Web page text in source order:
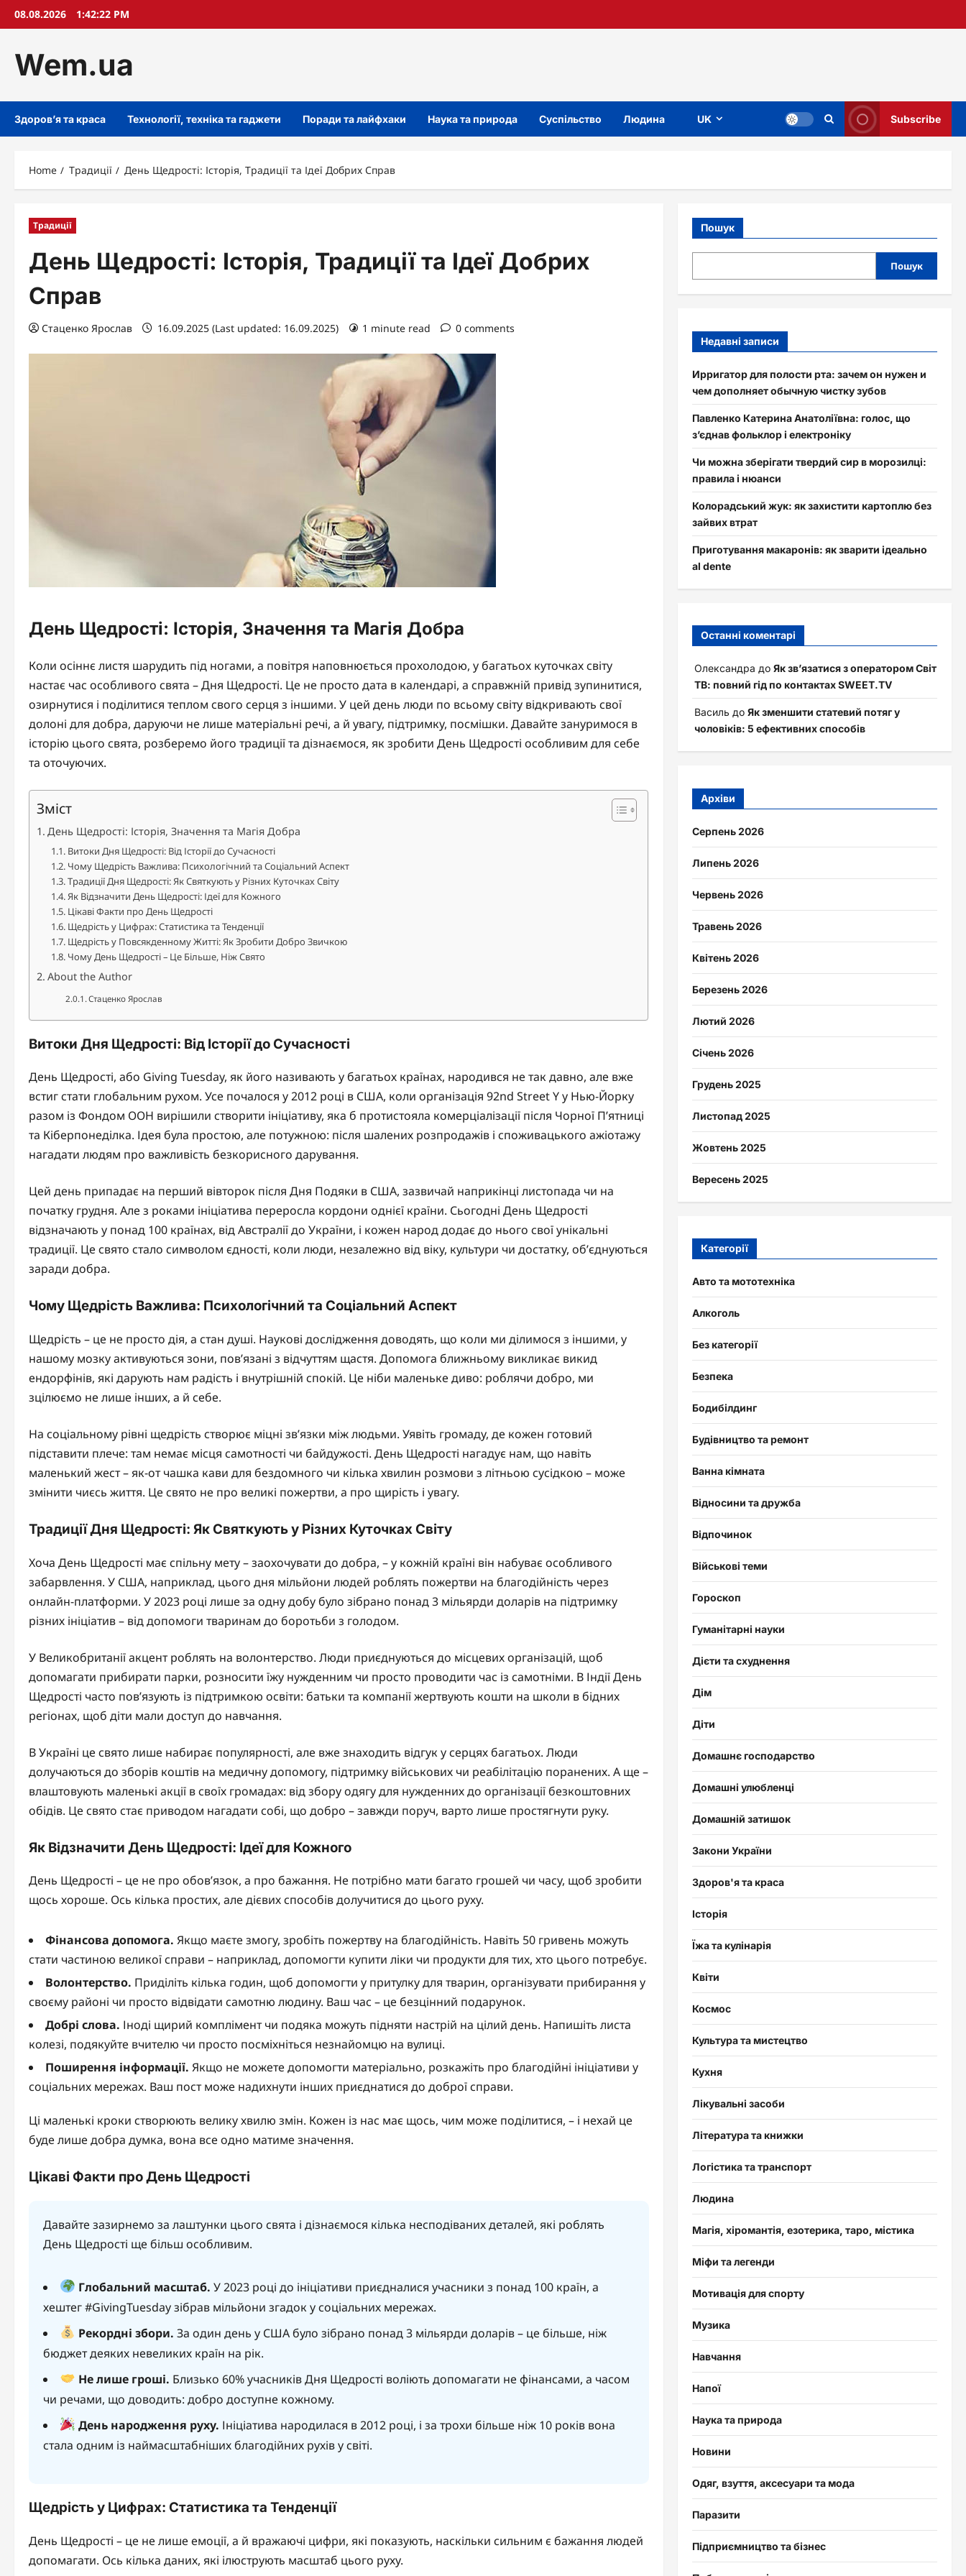
Skip08.08.2026 1:42:23 PM
Wem.ua
Здоров’я та краса Технології, техніка та гаджети Поради та лайфхаки Наука та природа Суспільство Людина UK Subscribe
Home Традиції День Щедрості: Історія, Традиції та Ідеї Добрих Справ
Традиції
День Щедрості: Історія, Традиції та Ідеї Добрих
Справ
Стаценко Ярослав 16.09.2025 (Last updated: 16.09.2025) 1 minute read 0 comments
День Щедрості: Історія, Значення та Магія Добра
Коли осіннє листя шарудить під ногами, а повітря наповнюється прохолодою, у багатьох куточках світу
настає час особливого свята – Дня Щедрості. Це не просто дата в календарі, а справжній привід зупинитися,
озирнутися і поділитися теплом свого серця з іншими. У цей день люди по всьому світу відкривають свої
долоні для добра, даруючи не лише матеріальні речі, а й увагу, підтримку, посмішки. Давайте зануримося в
історію цього свята, розберемо його традиції та дізнаємося, як зробити День Щедрості особливим для себе
та оточуючих.
Зміст
День Щедрості: Історія, Значення та Магія Добра
Витоки Дня Щедрості: Від Історії до Сучасності
Чому Щедрість Важлива: Психологічний та Соціальний Аспект
Традиції Дня Щедрості: Як Святкують у Різних Куточках Світу
Як Відзначити День Щедрості: Ідеї для Кожного
Цікаві Факти про День Щедрості
Щедрість у Цифрах: Статистика та Тенденції
Щедрість у Повсякденному Житті: Як Зробити Добро Звичкою
Чому День Щедрості – Це Більше, Ніж Свято
About the Author
Стаценко Ярослав
Витоки Дня Щедрості: Від Історії до Сучасності
День Щедрості, або Giving Tuesday, як його називають у багатьох країнах, народився не так давно, але вже
встиг стати глобальним рухом. Усе почалося у 2012 році в США, коли організація 92nd Street Y у Нью-Йорку
разом із Фондом ООН вирішили створити ініціативу, яка б протистояла комерціалізації після Чорної П’ятниці
та Кіберпонеділка. Ідея була простою, але потужною: після шалених розпродажів і споживацького ажіотажу
нагадати людям про важливість безкорисного дарування.
Цей день припадає на перший вівторок після Дня Подяки в США, зазвичай наприкінці листопада чи на
початку грудня. Але з роками ініціатива переросла кордони однієї країни. Сьогодні День Щедрості
відзначають у понад 100 країнах, від Австралії до України, і кожен народ додає до нього свої унікальні
традиції. Це свято стало символом єдності, коли люди, незалежно від віку, культури чи достатку, об’єднуються
заради добра.
Чому Щедрість Важлива: Психологічний та Соціальний Аспект
Щедрість – це не просто дія, а стан душі. Наукові дослідження доводять, що коли ми ділимося з іншими, у
нашому мозку активуються зони, пов’язані з відчуттям щастя. Допомога ближньому викликає викид
ендорфінів, які дарують нам радість і внутрішній спокій. Це ніби маленьке диво: роблячи добро, ми
зцілюємо не лише інших, а й себе.
На соціальному рівні щедрість створює міцні зв’язки між людьми. Уявіть громаду, де кожен готовий
підставити плече: там немає місця самотності чи байдужості. День Щедрості нагадує нам, що навіть
маленький жест – як-от чашка кави для бездомного чи кілька хвилин розмови з літньою сусідкою – може
змінити чиєсь життя. Це свято не про великі пожертви, а про щирість і увагу.
Традиції Дня Щедрості: Як Святкують у Різних Куточках Світу
Хоча День Щедрості має спільну мету – заохочувати до добра, – у кожній країні він набуває особливого
забарвлення. У США, наприклад, цього дня мільйони людей роблять пожертви на благодійність через
онлайн-платформи. У 2023 році лише за одну добу було зібрано понад 3 мільярди доларів на підтримку
різних ініціатив – від допомоги тваринам до боротьби з голодом.
У Великобританії акцент роблять на волонтерство. Люди приєднуються до місцевих організацій, щоб
допомагати прибирати парки, розносити їжу нужденним чи просто проводити час із самотніми. В Індії День
Щедрості часто пов’язують із підтримкою освіти: батьки та компанії жертвують кошти на школи в бідних
регіонах, щоб діти мали доступ до навчання.
В Україні це свято лише набирає популярності, але вже знаходить відгук у серцях багатьох. Люди
долучаються до зборів коштів на медичну допомогу, підтримку військових чи реабілітацію поранених. А ще –
влаштовують маленькі акції в своїх громадах: від збору одягу для нужденних до організації безкоштовних
обідів. Це свято стає приводом нагадати собі, що добро – завжди поруч, варто лише простягнути руку.
Як Відзначити День Щедрості: Ідеї для Кожного
День Щедрості – це не про обов’язок, а про бажання. Не потрібно мати багато грошей чи часу, щоб зробити
щось хороше. Ось кілька простих, але дієвих способів долучитися до цього руху.
Фінансова допомога. Якщо маєте змогу, зробіть пожертву на благодійність. Навіть 50 гривень можуть
стати частиною великої справи – наприклад, допомогти купити ліки чи продукти для тих, хто цього потребує.
Волонтерство. Приділіть кілька годин, щоб допомогти у притулку для тварин, організувати прибирання у
своєму районі чи просто відвідати самотню людину. Ваш час – це безцінний подарунок.
Добрі слова. Іноді щирий комплімент чи подяка можуть підняти настрій на цілий день. Напишіть листа
колезі, подякуйте вчителю чи просто посміхніться незнайомцю на вулиці.
Поширення інформації. Якщо не можете допомогти матеріально, розкажіть про благодійні ініціативи у
соціальних мережах. Ваш пост може надихнути інших приєднатися до доброї справи.
Ці маленькі кроки створюють велику хвилю змін. Кожен із нас має щось, чим може поділитися, – і нехай це
буде лише добра думка, вона все одно матиме значення.
Цікаві Факти про День Щедрості
Давайте зазирнемо за лаштунки цього свята і дізнаємося кілька несподіваних деталей, які роблять
День Щедрості ще більш особливим.
Глобальний масштаб. У 2023 році до ініціативи приєдналися учасники з понад 100 країн, а
хештег #GivingTuesday зібрав мільйони згадок у соціальних мережах.
Рекордні збори. За один день у США було зібрано понад 3 мільярди доларів – це більше, ніж
бюджет деяких невеликих країн на рік.
Не лише гроші. Близько 60% учасників Дня Щедрості воліють допомагати не фінансами, а часом
чи речами, що доводить: добро доступне кожному.
День народження руху. Ініціатива народилася в 2012 році, і за трохи більше ніж 10 років вона
стала одним із наймасштабніших благодійних рухів у світі.
Щедрість у Цифрах: Статистика та Тенденції
День Щедрості – це не лише емоції, а й вражаючі цифри, які показують, наскільки сильним є бажання людей
допомагати. Ось кілька даних, які ілюструють масштаб цього руху.
Пошук
Пошук
Недавні записи
Ирригатор для полости рта: зачем он нужен и
чем дополняет обычную чистку зубов
Павленко Катерина Анатоліївна: голос, що
з’єднав фольклор і електроніку
Чи можна зберігати твердий сир в морозилці:
правила і нюанси
Колорадський жук: як захистити картоплю без
зайвих втрат
Приготування макаронів: як зварити ідеально
al dente
Останні коментарі
Олександра до Як зв’язатися з оператором Світ
ТВ: повний гід по контактах SWEET.TV
Василь до Як зменшити статевий потяг у
чоловіків: 5 ефективних способів
Архіви
Серпень 2026
Липень 2026
Червень 2026
Травень 2026
Квітень 2026
Березень 2026
Лютий 2026
Січень 2026
Грудень 2025
Листопад 2025
Жовтень 2025
Вересень 2025
Категорії
Авто та мототехніка
Алкоголь
Без категорії
Безпека
Бодибілдинг
Будівництво та ремонт
Ванна кімната
Відносини та дружба
Відпочинок
Військові теми
Гороскоп
Гуманітарні науки
Дієти та схуднення
Дім
Діти
Домашнє господарство
Домашні улюбленці
Домашній затишок
Закони України
Здоров'я та краса
Історія
Їжа та кулінарія
Квіти
Космос
Культура та мистецтво
Кухня
Лікувальні засоби
Література та книжки
Логістика та транспорт
Людина
Магія, хіромантія, езотерика, таро, містика
Міфи та легенди
Мотивація для спорту
Музика
Навчання
Напої
Наука та природа
Новини
Одяг, взуття, аксесуари та мода
Паразити
Підприємництво та бізнес